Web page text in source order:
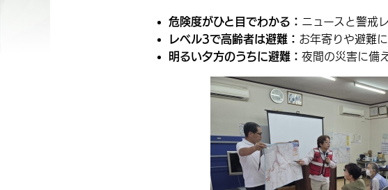
危険度がひと目でわかる： ニュースと警戒
レベル3で高齢者は避難： お年寄りや避難
明るい夕方のうちに避難： 夜間の災害に備